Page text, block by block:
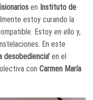
en Instituto de
estoy curando la
Estoy en ello y,
En este
desobediencia' en el
con Carmen María